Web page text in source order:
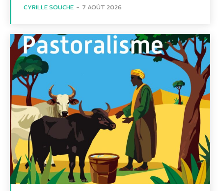
CYRILLE SOUCHE - 7 AOÛT 2026